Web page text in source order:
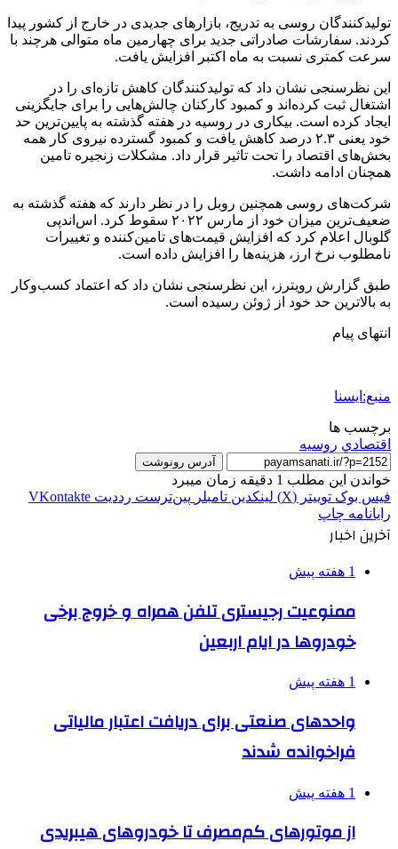
تولیدکنندگان روسی به تدریج، بازارهای جدیدی در خارج از کشور پیدا
کردند. سفارشات صادراتی جدید برای چهارمین ماه متوالی هرچند با
سرعت کمتری نسبت به ماه اکتبر افزایش یافت.
این نظرسنجی نشان داد که تولیدکنندگان کاهش تازه‌ای را در
اشتغال ثبت کرده‌اند و کمبود کارکنان چالش‌هایی را برای جایگزینی
ایجاد کرده است. بیکاری در روسیه در هفته گذشته به پایین‌ترین حد
خود یعنی ۲.۳ درصد کاهش یافت و کمبود گسترده نیروی کار همه
بخش‌های اقتصاد را تحت تاثیر قرار داد. مشکلات زنجیره تامین
همچنان ادامه داشت.
شرکت‌های روسی همچنین روبل را در نظر دارند که هفته گذشته به
ضعیف‌ترین میزان خود از مارس ۲۰۲۲ سقوط کرد. اس‌اندپی
گلوبال اعلام کرد که افزایش قیمت‌های تامین‌کننده و تغییرات
نامطلوب نرخ ارز، هزینه‌ها را افزایش داده است.
طبق گزارش رویترز، این نظرسنجی نشان داد که اعتماد کسب‌وکار
به بالاترین حد خود از ژوئن رسیده است.
انتهای پیام
منبع:ایسنا
برچسب ها
اقتصادي روسيه
آدرس رونوشت
خواندن این مطلب 1 دقیقه زمان میبرد
فیس بوک توییتر (X) لینکدین ‫تامبلر ‫پین‌ترست ‫رددیت ‫VKontakte
رایانامه چاپ
آخرین اخبار
1 هفته پیش
ممنوعیت رجیستری تلفن همراه و خروج برخی
خودروها در ایام اربعین
1 هفته پیش
واحدهای صنعتی برای دریافت اعتبار مالیاتی
فراخوانده شدند
1 هفته پیش
از موتورهای کم‌مصرف تا خودروهای هیبریدی